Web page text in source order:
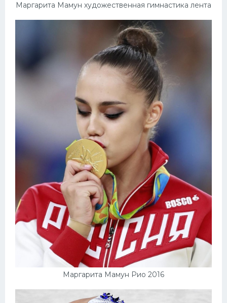
Маргарита Мамун художественная гимнастика лента
Маргарита Мамун Рио 2016